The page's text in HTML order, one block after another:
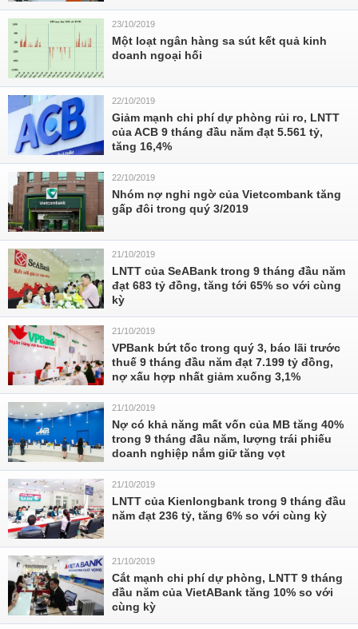
23/10/2019
Một loạt ngân hàng sa sút kết quả kinh
doanh ngoại hối
22/10/2019
Giảm mạnh chi phí dự phòng rủi ro, LNTT
của ACB 9 tháng đầu năm đạt 5.561 tỷ,
tăng 16,4%
22/10/2019
Nhóm nợ nghi ngờ của Vietcombank tăng
gấp đôi trong quý 3/2019
21/10/2019
LNTT của SeABank trong 9 tháng đầu năm
đạt 683 tỷ đồng, tăng tới 65% so với cùng
kỳ
21/10/2019
VPBank bứt tốc trong quý 3, báo lãi trước
thuế 9 tháng đầu năm đạt 7.199 tỷ đồng,
nợ xấu hợp nhất giảm xuống 3,1%
21/10/2019
Nợ có khả năng mất vốn của MB tăng 40%
trong 9 tháng đầu năm, lượng trái phiếu
doanh nghiệp nắm giữ tăng vọt
21/10/2019
LNTT của Kienlongbank trong 9 tháng đầu
năm đạt 236 tỷ, tăng 6% so với cùng kỳ
21/10/2019
Cắt mạnh chi phí dự phòng, LNTT 9 tháng
đầu năm của VietABank tăng 10% so với
cùng kỳ